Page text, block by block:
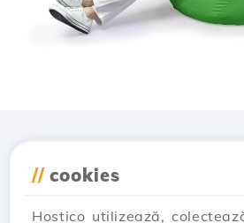
// cookies
Hostico utilizează,